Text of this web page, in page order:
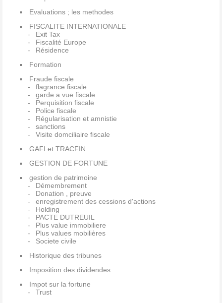
Evaluations ; les methodes
FISCALITE INTERNATIONALE
Exit Tax
Fiscalité Europe
Résidence
Formation
Fraude fiscale
flagrance fiscale
garde a vue fiscale
Perquisition fiscale
Police fiscale
Régularisation et amnistie
sanctions
Visite domciliaire fiscale
GAFI et TRACFIN
GESTION DE FORTUNE
gestion de patrimoine
Démembrement
Donation , preuve
enregistrement des cessions d'actions
Holding
PACTE DUTREUIL
Plus value immobiliere
Plus values mobilières
Societe civile
Historique des tribunes
Imposition des dividendes
Impot sur la fortune
Trust